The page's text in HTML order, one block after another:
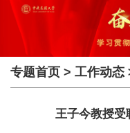
专题首页 > 工作动态
王子今教授